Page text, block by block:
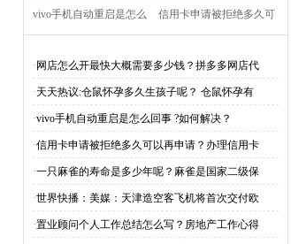
息
vivo手机自动重启是怎么 信用卡申请被拒绝多久可
要什么条件？ 全球要闻
· 网店怎么开最快大概需要多少钱？拼多多网店代
·天天热议:仓鼠怀孕多久生孩子呢？ 仓鼠怀孕有
·vivo手机自动重启是怎么回事 ?如何解决？
·信用卡申请被拒绝多久可以再申请？办理信用卡
·一只麻雀的寿命是多少年呢？麻雀是国家二级保
·世界快播：美媒：天津造空客飞机将首次交付欧
·置业顾问个人工作总结怎么写？房地产工作心得